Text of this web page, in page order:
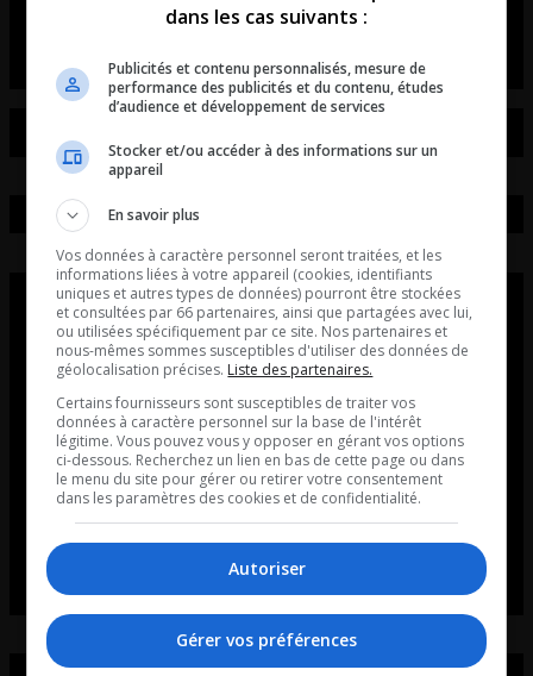
Entrevue avec Jérôme Blanchet-Gravel
dans les cas suivants :
Publicités et contenu personnalisés, mesure de
performance des publicités et du contenu, études
d’audience et développement de services
Stocker et/ou accéder à des informations sur un
appareil
En savoir plus
Vos données à caractère personnel seront traitées, et les
informations liées à votre appareil (cookies, identifiants
uniques et autres types de données) pourront être stockées
et consultées par 66 partenaires, ainsi que partagées avec lui,
ou utilisées spécifiquement par ce site. Nos partenaires et
nous-mêmes sommes susceptibles d'utiliser des données de
géolocalisation précises. Liste des partenaires.
Certains fournisseurs sont susceptibles de traiter vos
données à caractère personnel sur la base de l'intérêt
légitime. Vous pouvez vous y opposer en gérant vos options
ci-dessous. Recherchez un lien en bas de cette page ou dans
le menu du site pour gérer ou retirer votre consentement
dans les paramètres des cookies et de confidentialité.
Autoriser
Gérer vos préférences